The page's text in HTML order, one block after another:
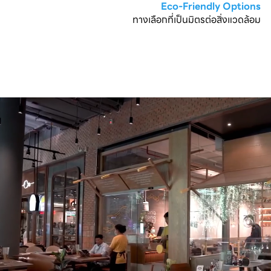
Eco-Friendly Options
ทางเลือกที่เป็นมิตรต่อสิ่งแวดล้อม